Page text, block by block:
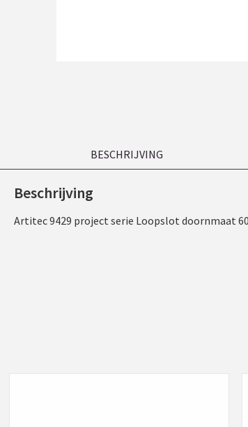
BESCHRIJVING
Beschrijving
Artitec 9429 project serie Loopslot doornmaat